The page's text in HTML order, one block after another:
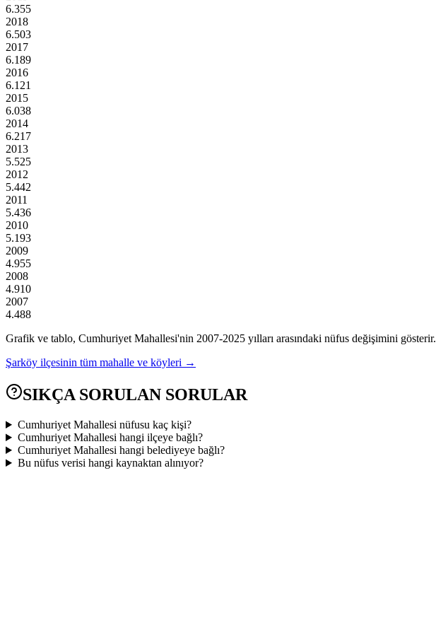
6.355
2018
6.503
2017
6.189
2016
6.121
2015
6.038
2014
6.217
2013
5.525
2012
5.442
2011
5.436
2010
5.193
2009
4.955
2008
4.910
2007
4.488
Grafik ve tablo, Cumhuriyet Mahallesi'nin 2007-2025 yılları arasındaki nüfus değişimini gösterir.
Şarköy ilçesinin tüm mahalle ve köyleri →
SIKÇA SORULAN SORULAR
Cumhuriyet Mahallesi nüfusu kaç kişi?
Cumhuriyet Mahallesi hangi ilçeye bağlı?
Cumhuriyet Mahallesi hangi belediyeye bağlı?
Bu nüfus verisi hangi kaynaktan alınıyor?